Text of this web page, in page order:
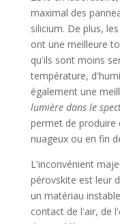
maximal des
silicium. De plus,
ont une meilleure
qu'ils sont moins
température,
également une
lumière dans le
permet de produire
nuageux ou en fin
L'inconvénient
pérovskite est leur
un matériau
contact de l'air, de